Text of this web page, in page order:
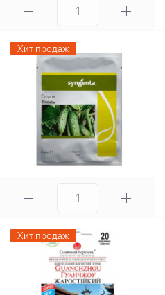
Хит продаж
Хит продаж